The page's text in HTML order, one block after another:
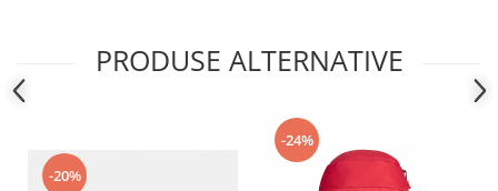
PRODUSE ALTERNATIVE
-20%
-24%